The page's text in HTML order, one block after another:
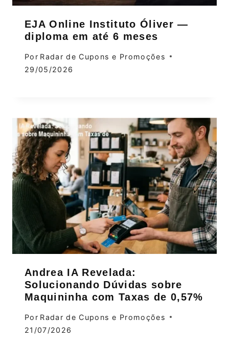
EJA Online Instituto Óliver —
diploma em até 6 meses
Por Radar de Cupons e Promoções
29/05/2026
Andrea IA Revelada:
Solucionando Dúvidas sobre
Maquininha com Taxas de 0,57%
Por Radar de Cupons e Promoções
21/07/2026